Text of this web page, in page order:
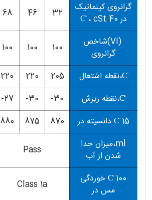
گرانروی کینماتیک
در 40 C̊ ، cSt
32
46
68
(VI)شاخص
گرانروی
100
100
100
C̊،نقطه اشتعال 205
220
220
C̊،نقطه ریزش
30-
30-
27-
C̊ 15 دانسیته در
870
875
880
ml،میزان جدا
شدن از آب
Pass
C̊ 100 خوردگی
مس در
Class 1a